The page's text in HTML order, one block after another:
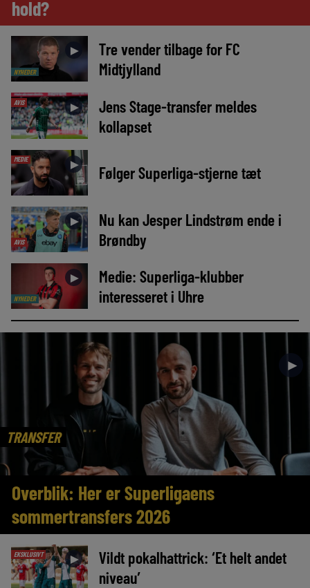
hold?
NYHEDER
►
Tre vender tilbage for FC
Midtjylland
AVIS ►
Jens Stage-transfer meldes
kollapset
MEDIE ► Følger Superliga-stjerne tæt
AVIS
►
Nu kan Jesper Lindstrøm ende i
Brøndby
NYHEDER
►
Medie: Superliga-klubber
interesseret i Uhre
TRANSFER
►
Overblik: Her er Superligaens
sommertransfers 2026
EKSKLUSIVT ►
Vildt pokalhattrick: ‘Et helt andet
niveau’